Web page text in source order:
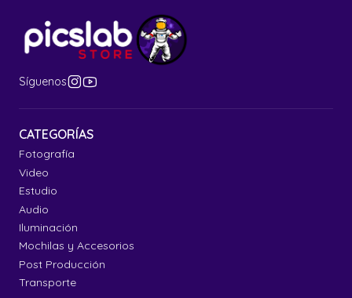
Síguenos
CATEGORÍAS
Fotografía
Video
Estudio
Audio
Iluminación
Mochilas y Accesorios
Post Producción
Transporte